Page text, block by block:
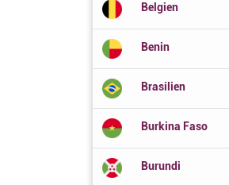
Belgien
Benin
Brasilien
Burkina Faso
Burundi